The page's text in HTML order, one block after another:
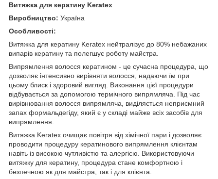
Витяжка для кератину Keratex
Виробництво: Україна
Особливості:
Витяжка для кератину Keratex нейтралізує до 80% небажаних
випарів кератину та полегшує роботу майстра.
Випрямлення волосся кератином - це сучасна процедура, що
дозволяє інтенсивно вирівняти волосся, надаючи їм при
цьому блиск і здоровий вигляд. Виконання цієї процедури
відбувається за допомогою термічного випрямляча. Під час
вирівнювання волосся випрямляча, виділяється неприємний
запах формальдегіду, який є у складі майже всіх засобів для
випрямлення.
Витяжка Keratex очищає повітря від хімічної пари і дозволяє
проводити процедуру кератинового випрямлення клієнтам
навіть із високою чутливістю та алергією. Використовуючи
витяжку для кератину, процедура стане комфортною і
безпечною як для майстра, так і для клієнта.